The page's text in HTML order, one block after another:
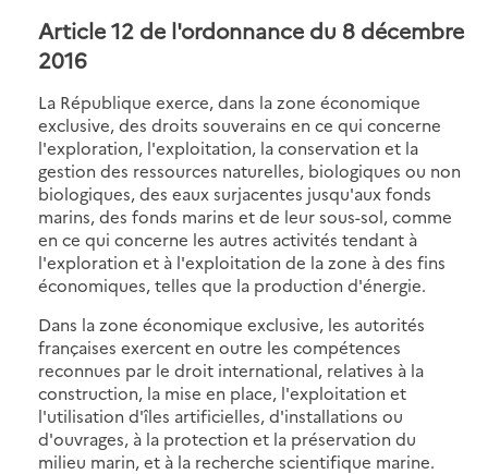
Article 12 de l'ordonnance du 8 décembre
2016
La République exerce, dans la zone économique
exclusive, des droits souverains en ce qui concerne
l'exploration, l'exploitation, la conservation et la
gestion des ressources naturelles, biologiques ou non
biologiques, des eaux surjacentes jusqu'aux fonds
marins, des fonds marins et de leur sous-sol, comme
en ce qui concerne les autres activités tendant à
l'exploration et à l'exploitation de la zone à des fins
économiques, telles que la production d'énergie.
Dans la zone économique exclusive, les autorités
françaises exercent en outre les compétences
reconnues par le droit international, relatives à la
construction, la mise en place, l'exploitation et
l'utilisation d'îles artificielles, d'installations ou
d'ouvrages, à la protection et la préservation du
milieu marin, et à la recherche scientifique marine.